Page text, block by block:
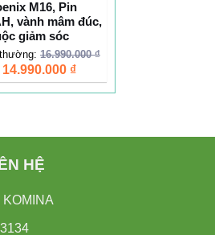
M16, Pin
vành mâm đúc,
giảm sóc
16.990.000₫
14.990.000 ₫
HỆ